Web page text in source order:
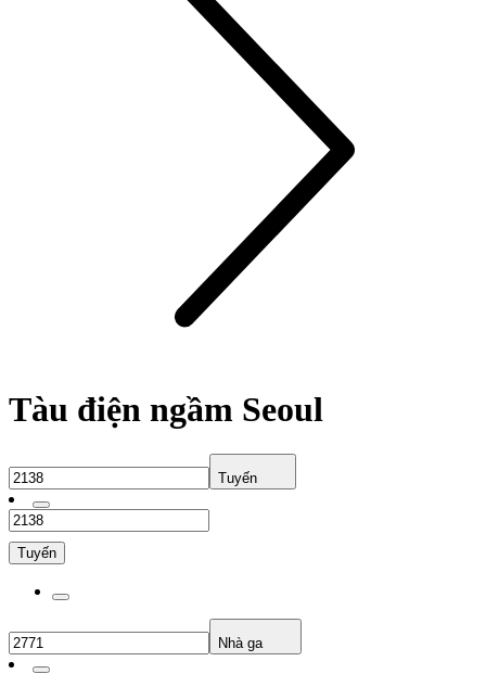
Tàu điện ngầm Seoul
Tuyến
Tuyến
Nhà ga